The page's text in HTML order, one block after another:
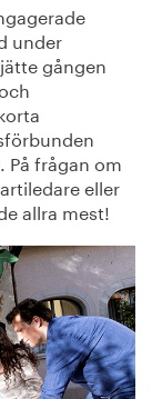
under
gången
På frågan om
eller
allra mest!